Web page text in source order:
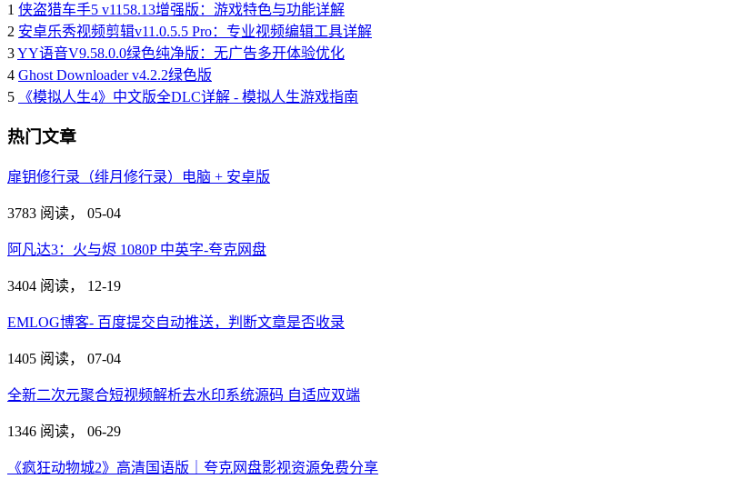
1 侠盗猎车手5 v1158.13增强版：游戏特色与功能详解
2 安卓乐秀视频剪辑v11.0.5.5 Pro：专业视频编辑工具详解
3YY语音V9.58.0.0绿色纯净版：无广告多开体验优化
4 Ghost Downloader v4.2.2绿色版
5
《模拟人生4》中文版全DLC详解 - 模拟人生游戏指南
热门文章
扉钥修行录（绯月修行录）电脑 + 安卓版
3783 阅读， 05-04
阿凡达3：火与烬 1080P 中英字-夸克网盘
3404 阅读， 12-19
EMLOG博客- 百度提交自动推送，判断文章是否收录
1405 阅读， 07-04
全新二次元聚合短视频解析去水印系统源码 自适应双端
1346 阅读， 06-29
《疯狂动物城2》高清国语版｜夸克网盘影视资源免费分享